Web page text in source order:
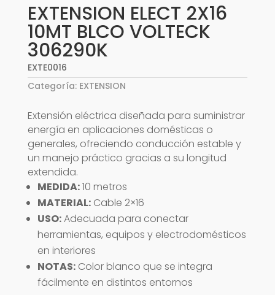
EXTENSION ELECT 2X16
10MT BLCO VOLTECK
306290K
EXTE0016
Categoría: EXTENSION
Extensión eléctrica diseñada para suministrar
energía en aplicaciones domésticas o
generales, ofreciendo conducción estable y
un manejo práctico gracias a su longitud
extendida.
MEDIDA:10 metros
MATERIAL:Cable 2×16
USO:Adecuada para conectar
herramientas, equipos y electrodomésticos
en interiores
NOTAS:Color blanco que se integra
fácilmente en distintos entornos